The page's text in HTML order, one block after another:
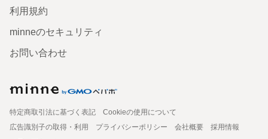
利用規約
minneのセキュリティ
お問い合わせ
特定商取引法に基づく表記
Cookieの使用について
広告識別子の取得・利用
プライバシーポリシー 会社概要
採用情報